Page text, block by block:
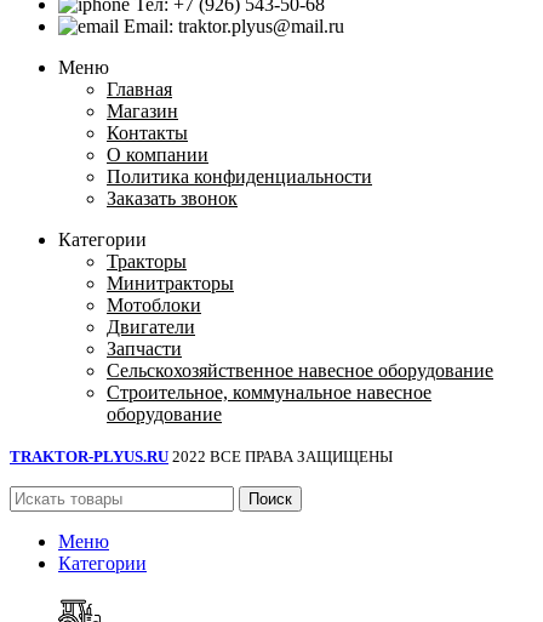
Тел: +7 (926) 543-50-68
Email: traktor.plyus@mail.ru
Меню
Главная
Магазин
Контакты
О компании
Политика конфиденциальности
Заказать звонок
Категории
Тракторы
Минитракторы
Мотоблоки
Двигатели
Запчасти
Сельскохозяйственное навесное оборудование
Строительное, коммунальное навесное
оборудование
TRAKTOR-PLYUS.RU 2022 ВСЕ ПРАВА ЗАЩИЩЕНЫ
Поиск
Меню
Категории